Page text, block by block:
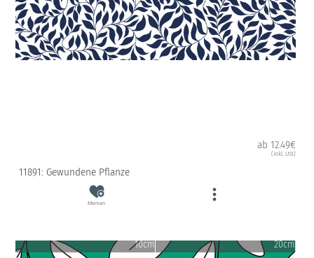
ab 12.49€
(inkl. USt)
11891: Gewundene Pflanze
Merken
10cm 20cm